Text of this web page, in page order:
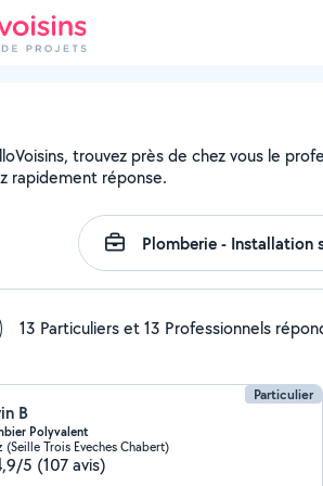
trouvez près de chez vous le
rapidement réponse.
13 Particuliers et 13 Professionnels
Particulier
B
Polyvalent
(Seille Trois Eveches Chabert)
5 (107 avis)